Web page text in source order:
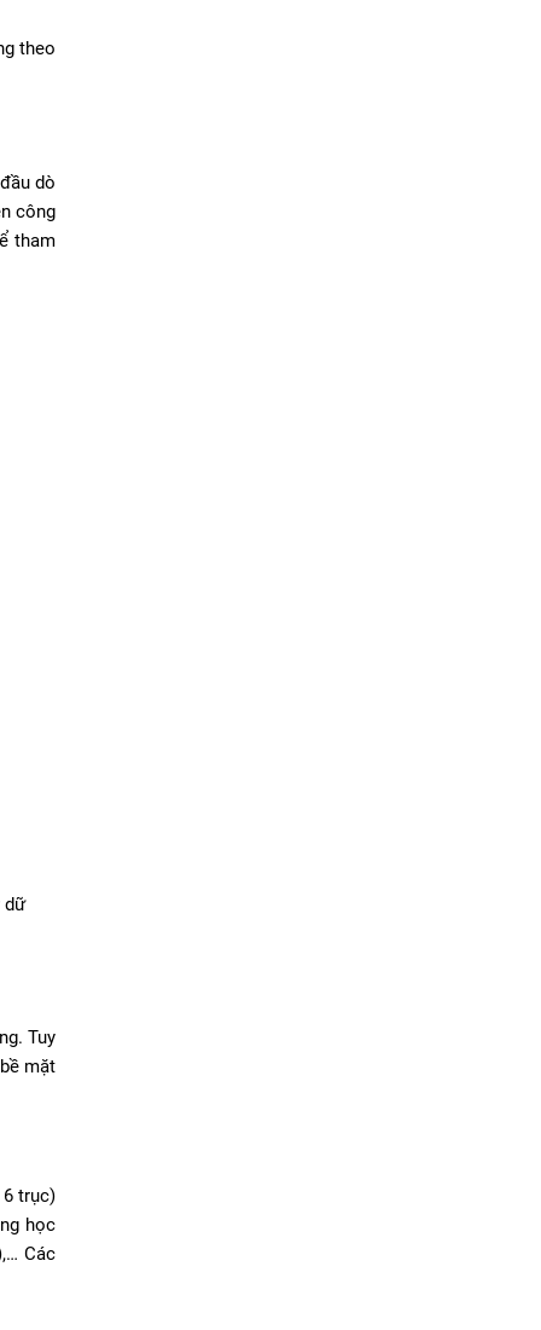
theo
dò
công
tham
dữ
Tuy
mặt
trục)
học
Các